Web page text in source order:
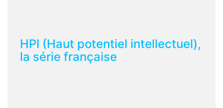
HPI (Haut potentiel intellectuel),
la série française